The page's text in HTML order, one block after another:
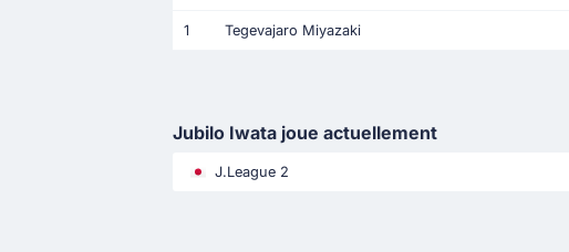
1 Tegevajaro Miyazaki
Jubilo Iwata joue actuellement
J.League 2